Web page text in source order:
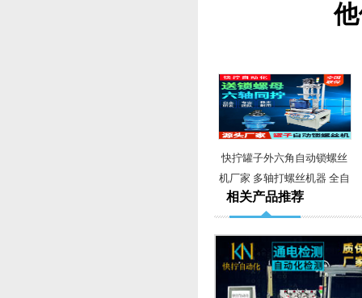
快拧罐子外六角自动锁螺丝
机厂家 多轴打螺丝机器 全自
动锁螺丝机设备
相关产品推荐